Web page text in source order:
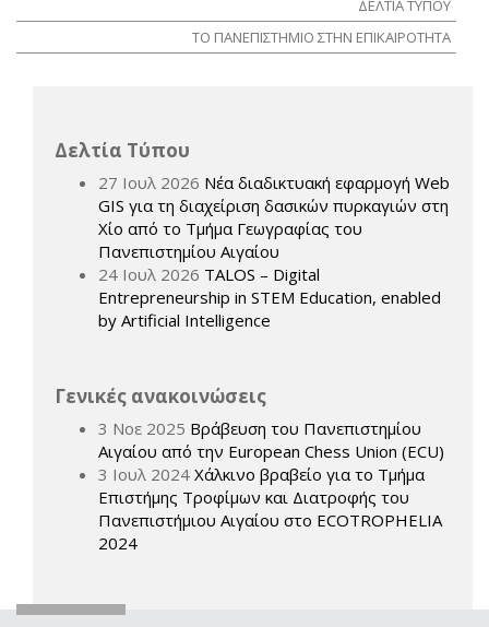
ΔΕΛΤΙΑ ΤΥΠΟΥ
ΤΟ ΠΑΝΕΠΙΣΤΗΜΙΟ ΣΤΗΝ ΕΠΙΚΑΙΡΟΤΗΤΑ
Δελτία Τύπου
27 Ιουλ 2026 Νέα διαδικτυακή εφαρμογή Web
GIS για τη διαχείριση δασικών πυρκαγιών στη
Χίο από το Τμήμα Γεωγραφίας του
Πανεπιστημίου Αιγαίου
24 Ιουλ 2026 TALOS – Digital
Entrepreneurship in STEM Education, enabled
by Artificial Intelligence
Γενικές ανακοινώσεις
3 Νοε 2025 Βράβευση του Πανεπιστημίου
Αιγαίου από την European Chess Union (ECU)
3 Ιουλ 2024 Χάλκινο βραβείο για το Τμήμα
Επιστήμης Τροφίμων και Διατροφής του
Πανεπιστήμιου Αιγαίου στο ECOTROPHELIA
2024